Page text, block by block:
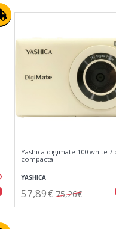
Yashica digimate 100 white /
compacta
YASHICA
57,89€ 75,26€